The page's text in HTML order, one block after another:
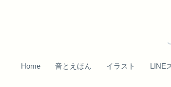
Home 音とえほん イラスト LINE